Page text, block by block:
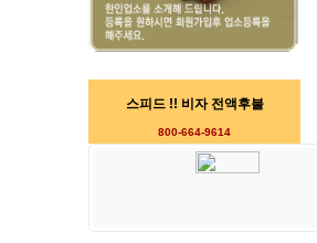
스피드 !! 비자 전액후불
800-664-9614